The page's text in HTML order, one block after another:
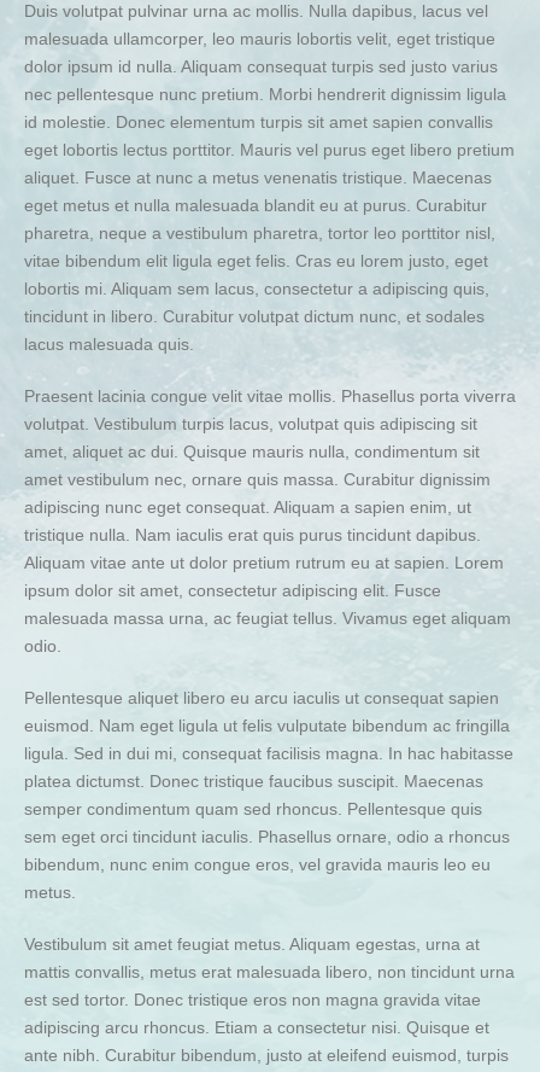
Duis volutpat pulvinar urna ac mollis. Nulla dapibus, lacus vel
malesuada ullamcorper, leo mauris lobortis velit, eget tristique
dolor ipsum id nulla. Aliquam consequat turpis sed justo varius
nec pellentesque nunc pretium. Morbi hendrerit dignissim ligula
id molestie. Donec elementum turpis sit amet sapien convallis
eget lobortis lectus porttitor. Mauris vel purus eget libero pretium
aliquet. Fusce at nunc a metus venenatis tristique. Maecenas
eget metus et nulla malesuada blandit eu at purus. Curabitur
pharetra, neque a vestibulum pharetra, tortor leo porttitor nisl,
vitae bibendum elit ligula eget felis. Cras eu lorem justo, eget
lobortis mi. Aliquam sem lacus, consectetur a adipiscing quis,
tincidunt in libero. Curabitur volutpat dictum nunc, et sodales
lacus malesuada quis.
Praesent lacinia congue velit vitae mollis. Phasellus porta viverra
volutpat. Vestibulum turpis lacus, volutpat quis adipiscing sit
amet, aliquet ac dui. Quisque mauris nulla, condimentum sit
amet vestibulum nec, ornare quis massa. Curabitur dignissim
adipiscing nunc eget consequat. Aliquam a sapien enim, ut
tristique nulla. Nam iaculis erat quis purus tincidunt dapibus.
Aliquam vitae ante ut dolor pretium rutrum eu at sapien. Lorem
ipsum dolor sit amet, consectetur adipiscing elit. Fusce
malesuada massa urna, ac feugiat tellus. Vivamus eget aliquam
odio.
Pellentesque aliquet libero eu arcu iaculis ut consequat sapien
euismod. Nam eget ligula ut felis vulputate bibendum ac fringilla
ligula. Sed in dui mi, consequat facilisis magna. In hac habitasse
platea dictumst. Donec tristique faucibus suscipit. Maecenas
semper condimentum quam sed rhoncus. Pellentesque quis
sem eget orci tincidunt iaculis. Phasellus ornare, odio a rhoncus
bibendum, nunc enim congue eros, vel gravida mauris leo eu
metus.
Vestibulum sit amet feugiat metus. Aliquam egestas, urna at
mattis convallis, metus erat malesuada libero, non tincidunt urna
est sed tortor. Donec tristique eros non magna gravida vitae
adipiscing arcu rhoncus. Etiam a consectetur nisi. Quisque et
ante nibh. Curabitur bibendum, justo at eleifend euismod, turpis